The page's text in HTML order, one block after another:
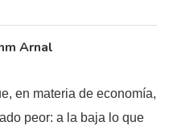
Arnal
en materia de economía,
peor: a la baja lo que